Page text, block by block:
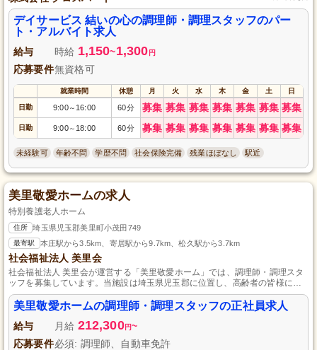
デイサービス 結いの心の調理師・調理スタッフのパー
ト・アルバイト求人
給与 時給 1,150~1,300 円
応募要件無資格可
就業時間 休憩 月 火 水 木 金 土 日
日勤 9:00～ 16:00 60分 募集 募集 募集 募集 募集 募集 募集
日勤 9:00～ 18:00 60分 募集 募集 募集 募集 募集 募集 募集
未経験可 年齢不問 学歴不問 社会保険完備 残業ほぼなし 駅近
美里敬愛ホームの求人
特別養護老人ホーム
住所 埼玉県児玉郡美里町小茂田749
最寄駅 本庄駅から3.5km、寄居駅から9.7km、松久駅から3.7km
社会福祉法人 美里会
社会福祉法人 美里会が運営する「美里敬愛ホーム」では、調理師・調理スタ
ッフを募集しています。当施設は埼玉県児玉郡に位置し、高齢者の皆様に心
温まる食事提供を目指しています。経験や資格は問いません。あなたの手で
笑顔と健康を届けませんか？正社員として安定した環境で働けます。ぜひご
応募ください！
美里敬愛ホームの調理師・調理スタッフの正社員求人
給与 月給 212,300円~
応募要件必須: 調理師、自動車免許